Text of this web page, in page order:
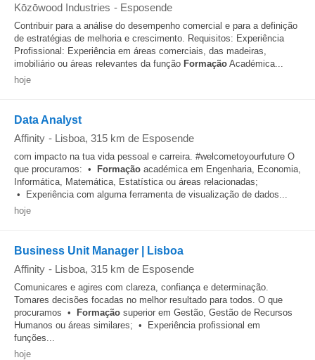
Kōzōwood Industries - Esposende
Contribuir para a análise do desempenho comercial e para a definição
de estratégias de melhoria e crescimento. Requisitos: Experiência
Profissional: Experiência em áreas comerciais, das madeiras,
imobiliário ou áreas relevantes da função Formação Académica...
hoje
Data Analyst
Affinity - Lisboa, 315 km de Esposende
com impacto na tua vida pessoal e carreira. #welcometoyourfuture O
que procuramos: •
Formação académica em Engenharia, Economia,
Informática, Matemática, Estatística ou áreas relacionadas;
• Experiência com alguma ferramenta de visualização de dados...
hoje
Business Unit Manager | Lisboa
Affinity - Lisboa, 315 km de Esposende
Comunicares e agires com clareza, confiança e determinação.
Tomares decisões focadas no melhor resultado para todos. O que
procuramos •
Formação superior em Gestão, Gestão de Recursos
Humanos ou áreas similares; • Experiência profissional em
funções...
hoje